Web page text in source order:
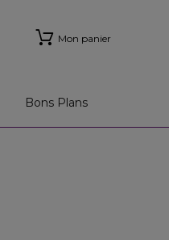
Mon panier
Bons Plans